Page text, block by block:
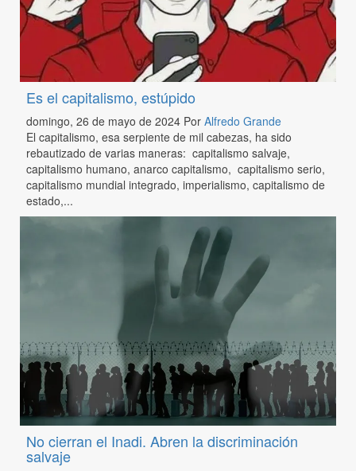
Es el capitalismo, estúpido
domingo, 26 de mayo de 2024 Por Alfredo Grande
El capitalismo, esa serpiente de mil cabezas, ha sido
rebautizado de varias maneras: capitalismo salvaje,
capitalismo humano, anarco capitalismo, capitalismo serio,
capitalismo mundial integrado, imperialismo, capitalismo de
estado,...
No cierran el Inadi. Abren la discriminación
salvaje